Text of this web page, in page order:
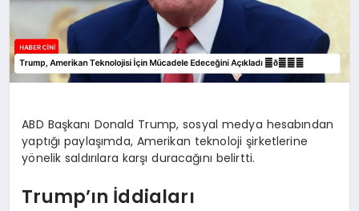
GÜNDEM
ABD Başkanı Donald Trump, sosyal medya hesabından
yaptığı paylaşımda, Amerikan teknoloji şirketlerine
yönelik saldırılara karşı duracağını belirtti.
Trump’ın İddiaları